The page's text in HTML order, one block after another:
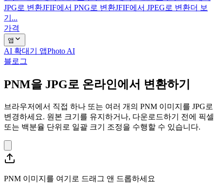
JPG로 변환JFIF에서 PNG로 변환JFIF에서 JPEG로 변환더 보
기...
가격
앱
AI 확대기 앱Photo AI
블로그
PNM을 JPG로 온라인에서 변환하기
브라우저에서 직접 하나 또는 여러 개의 PNM 이미지를 JPG로
변경하세요. 원본 크기를 유지하거나, 다운로드하기 전에 픽셀
또는 백분율 단위로 일괄 크기 조정을 수행할 수 있습니다.
PNM 이미지를 여기로 드래그 앤 드롭하세요